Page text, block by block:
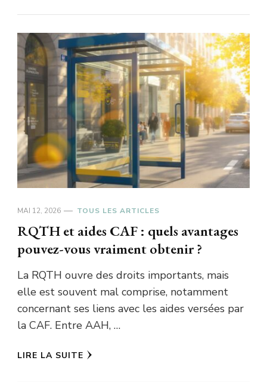
MAI 12, 2026 TOUS LES ARTICLES
RQTH et aides CAF : quels avantages
pouvez-vous vraiment obtenir ?
La RQTH ouvre des droits importants, mais
elle est souvent mal comprise, notamment
concernant ses liens avec les aides versées par
la CAF. Entre AAH, …
LIRE LA SUITE